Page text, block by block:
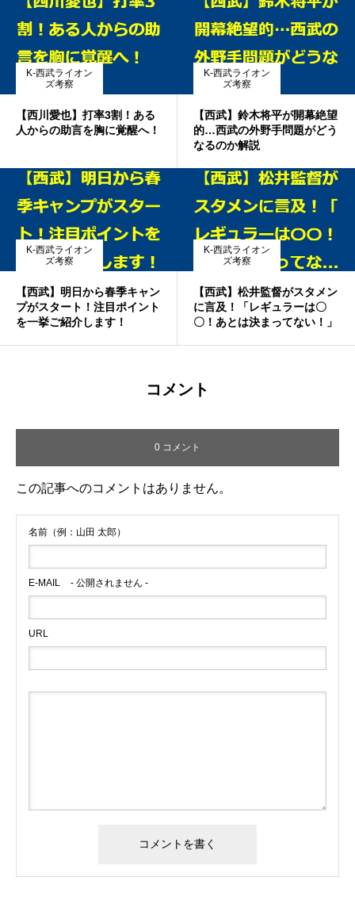
K-西武ライオン
ズ考察
【西川愛也】打率3割！ある
人からの助言を胸に覚醒へ！
K-西武ライオン
ズ考察
【西武】鈴木将平が開幕絶望
的…西武の外野手問題がどう
なるのか解説
K-西武ライオン
ズ考察
【西武】明日から春季キャン
プがスタート！注目ポイント
を一挙ご紹介します！
K-西武ライオン
ズ考察
【西武】松井監督がスタメン
に言及！「レギュラーは〇
〇！あとは決まってない！」
コメント
0 コメント
この記事へのコメントはありません。
名前（例：山田 太郎）
E-MAIL - 公開されません -
URL